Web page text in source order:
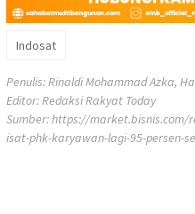
Indosat
Penulis: Rinaldi Mohammad Azka,
Editor: Redaksi Rakyat Today
Sumber:https://market.bisnis.com/
isat-phk-karyawan-lagi-95-persen-